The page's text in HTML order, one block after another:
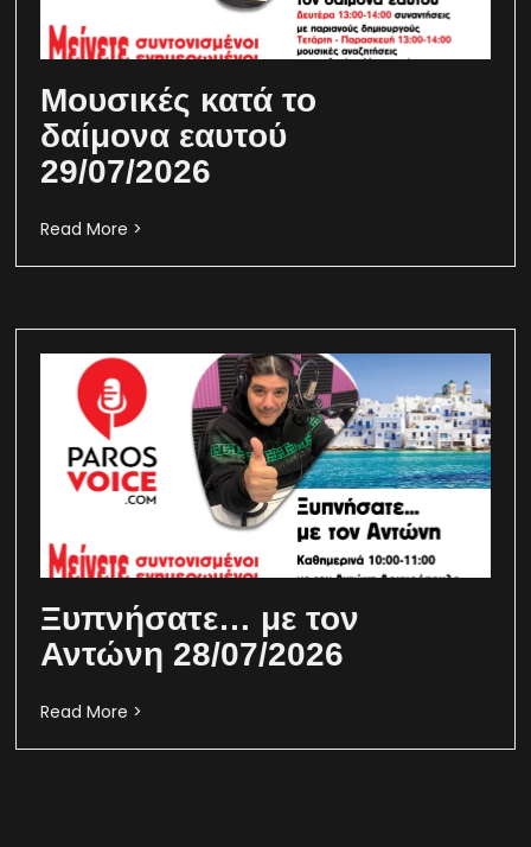
Μουσικές κατά το
δαίμονα εαυτού
29/07/2026
Read More >
Ξυπνήσατε… με τον
Αντώνη 28/07/2026
Read More >